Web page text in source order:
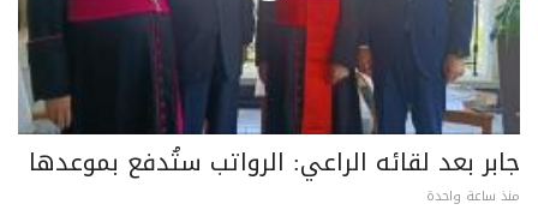
جابر بعد لقائه الراعي: الرواتب ستُدفع بموعدها
منذ ساعة واحدة